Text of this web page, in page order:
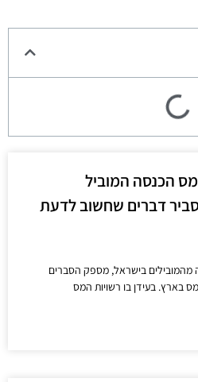
מס הכנסה המוביל
דברים שחשוב לדעת
מהמובילים בישראל, מספק הסברים
בארץ. בעידן בו רשויות המס